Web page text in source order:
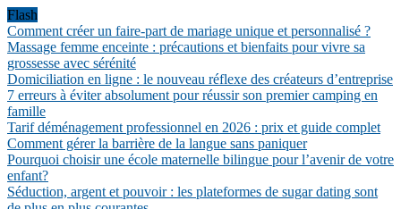
Flash
Comment créer un faire-part de mariage unique et personnalisé ?
Massage femme enceinte : précautions et bienfaits pour vivre sa
grossesse avec sérénité
Domiciliation en ligne : le nouveau réflexe des créateurs d’entreprise
7 erreurs à éviter absolument pour réussir son premier camping en
famille
Tarif déménagement professionnel en 2026 : prix et guide complet
Comment gérer la barrière de la langue sans paniquer
Pourquoi choisir une école maternelle bilingue pour l’avenir de votre
enfant?
Séduction, argent et pouvoir : les plateformes de sugar dating sont